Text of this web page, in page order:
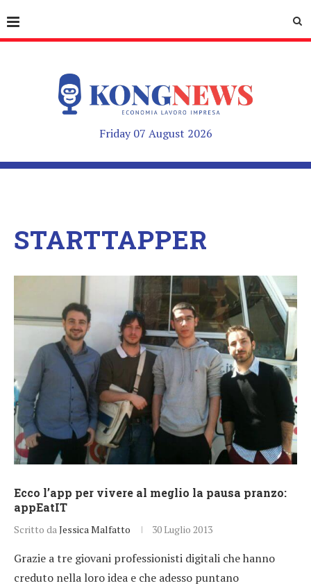
Friday 07 August 2026
STARTTAPPER
Ecco l’app per vivere al meglio la pausa pranzo:
appEatIT
Scritto da Jessica Malfatto 30 Luglio 2013
Grazie a tre giovani professionisti digitali che hanno
creduto nella loro idea e che adesso puntano